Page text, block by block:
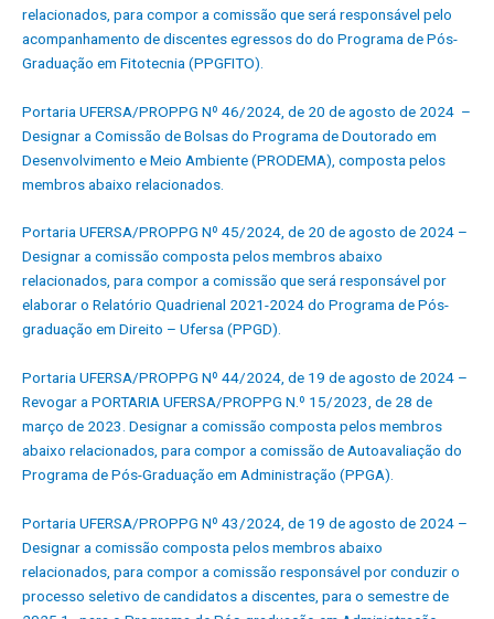
relacionados, para compor a comissão que será responsável pelo
acompanhamento de discentes egressos do do Programa de Pós-
Graduação em Fitotecnia (PPGFITO).
Portaria UFERSA/PROPPG Nº 46/2024, de 20 de agosto de 2024 –
Designar a Comissão de Bolsas do Programa de Doutorado em
Desenvolvimento e Meio Ambiente (PRODEMA), composta pelos
membros abaixo relacionados.
Portaria UFERSA/PROPPG Nº 45/2024, de 20 de agosto de 2024 –
Designar a comissão composta pelos membros abaixo
relacionados, para compor a comissão que será responsável por
elaborar o Relatório Quadrienal 2021-2024 do Programa de Pós-
graduação em Direito – Ufersa (PPGD).
Portaria UFERSA/PROPPG Nº 44/2024, de 19 de agosto de 2024 –
Revogar a PORTARIA UFERSA/PROPPG N.º 15/2023, de 28 de
março de 2023. Designar a comissão composta pelos membros
abaixo relacionados, para compor a comissão de Autoavaliação do
Programa de Pós-Graduação em Administração (PPGA).
Portaria UFERSA/PROPPG Nº 43/2024, de 19 de agosto de 2024 –
Designar a comissão composta pelos membros abaixo
relacionados, para compor a comissão responsável por conduzir o
processo seletivo de candidatos a discentes, para o semestre de